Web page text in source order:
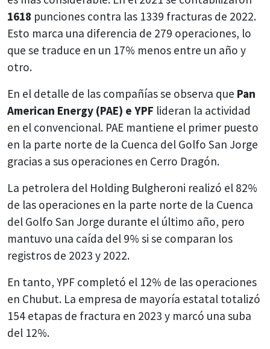
1618 punciones contra las 1339 fracturas de 2022.
Esto marca una diferencia de 279 operaciones, lo
que se traduce en un 17% menos entre un año y
otro.
En el detalle de las compañías se observa que Pan
American Energy (PAE) e YPF lideran la actividad
en el convencional. PAE mantiene el primer puesto
en la parte norte de la Cuenca del Golfo San Jorge
gracias a sus operaciones en Cerro Dragón.
La petrolera del Holding Bulgheroni realizó el 82%
de las operaciones en la parte norte de la Cuenca
del Golfo San Jorge durante el último año, pero
mantuvo una caída del 9% si se comparan los
registros de 2023 y 2022.
En tanto, YPF completó el 12% de las operaciones
en Chubut. La empresa de mayoría estatal totalizó
154 etapas de fractura en 2023 y marcó una suba
del 12%.